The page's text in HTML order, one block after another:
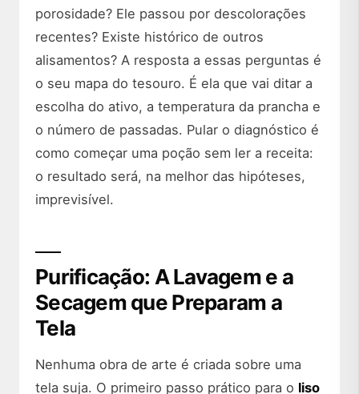
porosidade? Ele passou por descolorações
recentes? Existe histórico de outros
alisamentos? A resposta a essas perguntas é
o seu mapa do tesouro. É ela que vai ditar a
escolha do ativo, a temperatura da prancha e
o número de passadas. Pular o diagnóstico é
como começar uma poção sem ler a receita:
o resultado será, na melhor das hipóteses,
imprevisível.
Purificação: A Lavagem e a
Secagem que Preparam a
Tela
Nenhuma obra de arte é criada sobre uma
tela suja. O primeiro passo prático para o liso